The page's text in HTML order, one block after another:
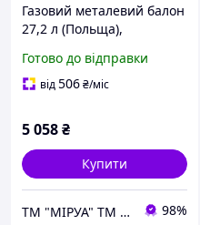
Газовий металевий балон
27,2 л (Польща),
конфорки та Комплект
підключення
Готово до відправки
від506₴/міс
5 058₴
Купити
ТМ "МІРУА" ТМ "Safegas" газове обладнання 98%